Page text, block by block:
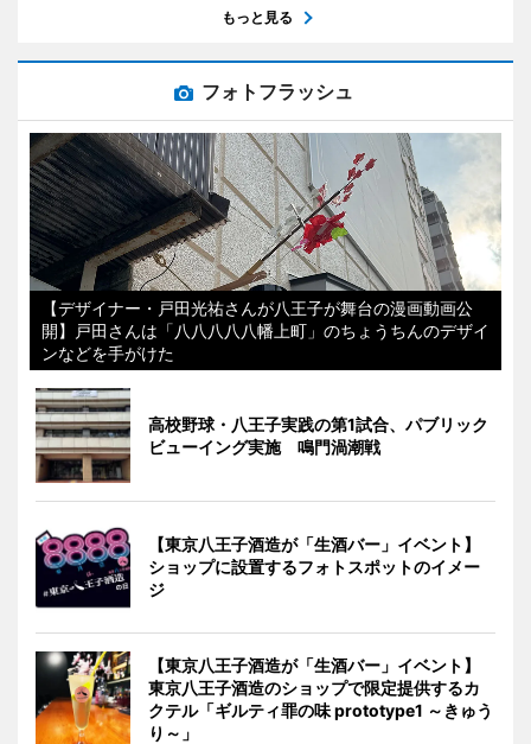
もっと見る
フォトフラッシュ
【デザイナー・戸田光祐さんが八王子が舞台の漫画動画公
開】戸田さんは「八八八八八幡上町」のちょうちんのデザイ
ンなどを手がけた
高校野球・八王子実践の第1試合、パブリック
ビューイング実施 鳴門渦潮戦
【東京八王子酒造が「生酒バー」イベント】
ショップに設置するフォトスポットのイメー
ジ
【東京八王子酒造が「生酒バー」イベント】
東京八王子酒造のショップで限定提供するカ
クテル「ギルティ罪の味 prototype1 ～きゅう
り～」